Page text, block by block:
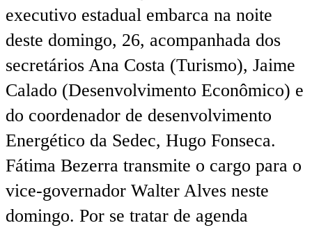
executivo estadual embarca na noite
deste domingo, 26, acompanhada dos
secretários Ana Costa (Turismo), Jaime
Calado (Desenvolvimento Econômico) e
do coordenador de desenvolvimento
Energético da Sedec, Hugo Fonseca.
Fátima Bezerra transmite o cargo para o
vice-governador Walter Alves neste
domingo. Por se tratar de agenda